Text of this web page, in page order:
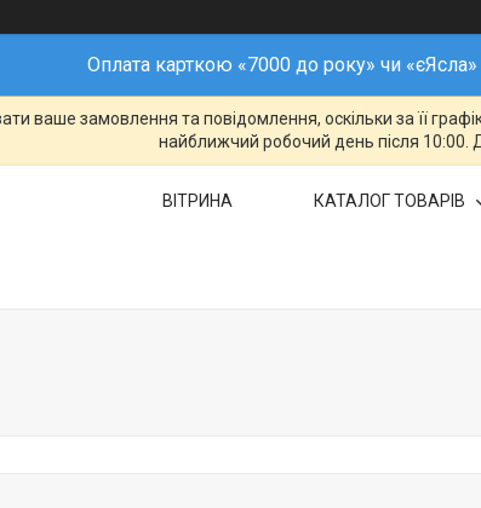
Оплата карткою «7000 до року» чи «єЯсла»
ваше замовлення та повідомлення, оскільки за її
найближчий робочий день після 10:00.
ВІТРИНА КАТАЛОГ ТОВАРІВ